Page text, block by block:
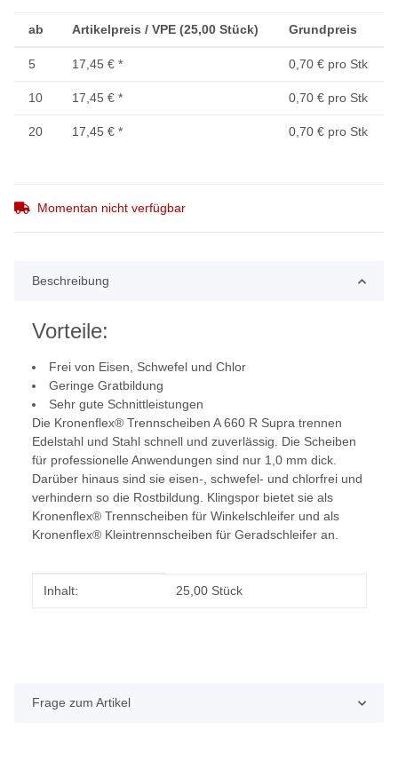
ab Artikelpreis / VPE (25,00 Stück) Grundpreis
5 17,45 € * 0,70 € pro Stk
10 17,45 € * 0,70 € pro Stk
20 17,45 € * 0,70 € pro Stk
Momentan nicht verfügbar
Beschreibung
Vorteile:
Frei von Eisen, Schwefel und Chlor
Geringe Gratbildung
Sehr gute Schnittleistungen
Die Kronenflex® Trennscheiben A 660 R Supra trennen
Edelstahl und Stahl schnell und zuverlässig. Die Scheiben
für professionelle Anwendungen sind nur 1,0 mm dick.
Darüber hinaus sind sie eisen-, schwefel- und chlorfrei und
verhindern so die Rostbildung. Klingspor bietet sie als
Kronenflex® Trennscheiben für Winkelschleifer und als
Kronenflex® Kleintrennscheiben für Geradschleifer an.
Produkteigenschaft
Wert
Inhalt: 25,00 Stück
Frage zum Artikel